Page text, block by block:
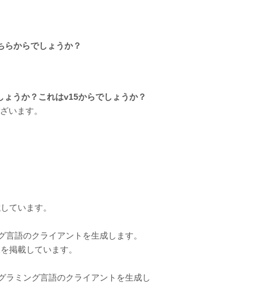
からでしょうか？
うか？これはv15からでしょうか？
います。
ています。
語のクライアントを生成します。
掲載しています。
ミング言語のクライアントを生成し